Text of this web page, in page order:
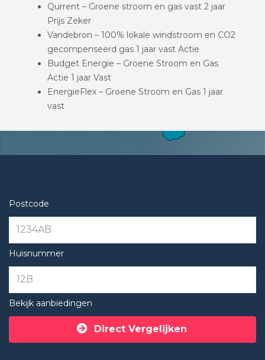
Qurrent – Groene stroom en gas vast 2 jaar
Prijs Zeker
Vandebron – 100% lokale windstroom en CO2
gecompenseerd gas 1 jaar vast Actie
Budget Energie – Groene Stroom en Gas
Actie 1 jaar Vast
EnergieFlex – Groene Stroom en Gas 1 jaar
vast
Postcode
Huisnummer
Bekijk aanbiedingen
Direct Vergelijken